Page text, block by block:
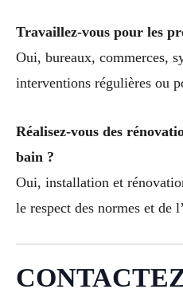
Travaillez-vous pour les
Oui, bureaux, commerces,
interventions régulières ou
Réalisez-vous des
bain ?
Oui, installation et
le respect des normes et de